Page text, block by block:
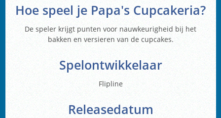
Hoe speel je Papa's Cupcakeria?
De speler krijgt punten voor nauwkeurigheid bij het
bakken en versieren van de cupcakes.
Spelontwikkelaar
Flipline
Releasedatum